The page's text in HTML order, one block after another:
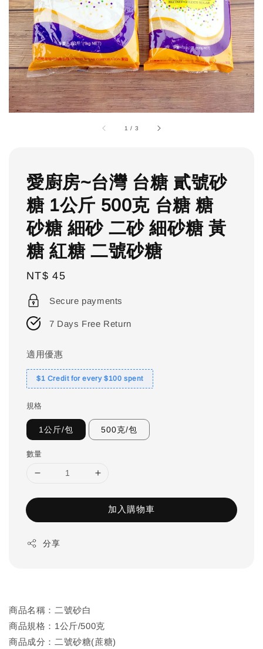
1 / 3
愛廚房~台灣 台糖 貳號砂
糖 1公斤 500克 台糖 糖
砂糖 細砂 二砂 細砂糖 黃
糖 紅糖 二號砂糖
Regular
price
NT$ 45
Secure payments
7 Days Free Return
適用優惠
$1 Credit for every $100 spent
規格
1公斤/包 500克/包
數量
加入購物車
分享
商品名稱：二號砂白
商品規格：1公斤/500克
商品成分：二號砂糖(蔗糖)